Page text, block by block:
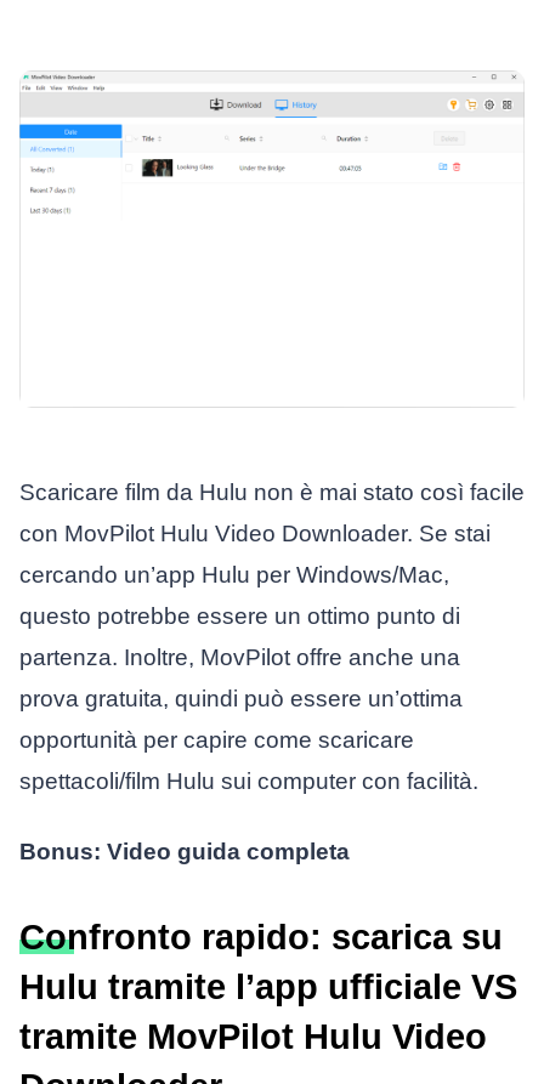
Scaricare film da Hulu non è mai stato così facile
con MovPilot Hulu Video Downloader. Se stai
cercando un’app Hulu per Windows/Mac,
questo potrebbe essere un ottimo punto di
partenza. Inoltre, MovPilot offre anche una
prova gratuita, quindi può essere un’ottima
opportunità per capire come scaricare
spettacoli/film Hulu sui computer con facilità.
Bonus: Video guida completa
Confronto rapido: scarica su
Hulu tramite l’app ufficiale VS
tramite MovPilot Hulu Video